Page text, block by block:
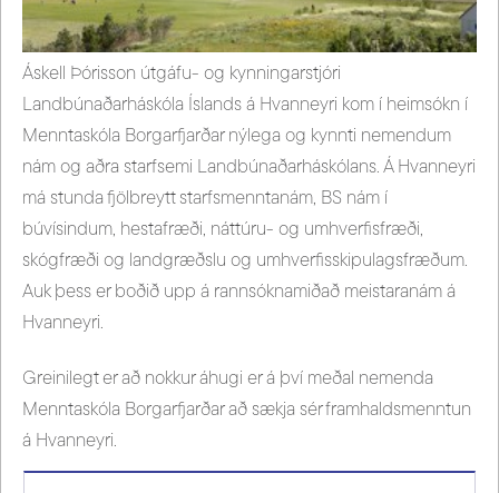
Áskell Þórisson útgáfu- og kynningarstjóri
Landbúnaðarháskóla Íslands á Hvanneyri kom í heimsókn í
Menntaskóla Borgarfjarðar nýlega og kynnti nemendum
nám og aðra starfsemi Landbúnaðarháskólans. Á Hvanneyri
má stunda fjölbreytt starfsmenntanám, BS nám í
búvísindum, hestafræði, náttúru- og umhverfisfræði,
skógfræði og landgræðslu og umhverfisskipulagsfræðum.
Auk þess er boðið upp á rannsóknamiðað meistaranám á
Hvanneyri.
Greinilegt er að nokkur áhugi er á því meðal nemenda
Menntaskóla Borgarfjarðar að sækja sér framhaldsmenntun
á Hvanneyri.